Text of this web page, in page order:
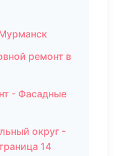
ремонт в
- Фасадные
округ -
14